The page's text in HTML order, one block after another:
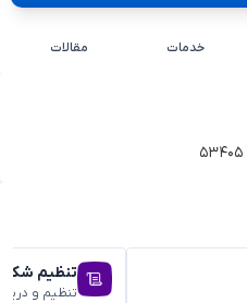
خدمات مقالات
تنظیم
تنظیم و